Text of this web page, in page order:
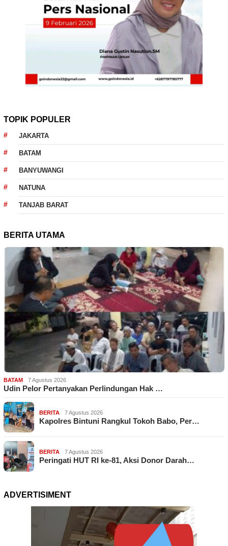
TOPIK POPULER
JAKARTA
BATAM
BANYUWANGI
NATUNA
TANJAB BARAT
BERITA UTAMA
BATAM 7 Agustus 2026
Udin Pelor Pertanyakan Perlindungan Hak …
BERITA 7 Agustus 2026
Kapolres Bintuni Rangkul Tokoh Babo, Per…
BERITA 7 Agustus 2026
Peringati HUT RI ke-81, Aksi Donor Darah…
ADVERTISIMENT